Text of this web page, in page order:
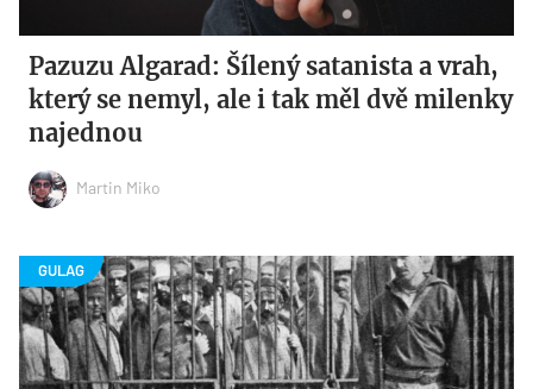
Pazuzu Algarad: Šílený satanista a vrah,
který se nemyl, ale i tak měl dvě milenky
najednou
Martin Miko